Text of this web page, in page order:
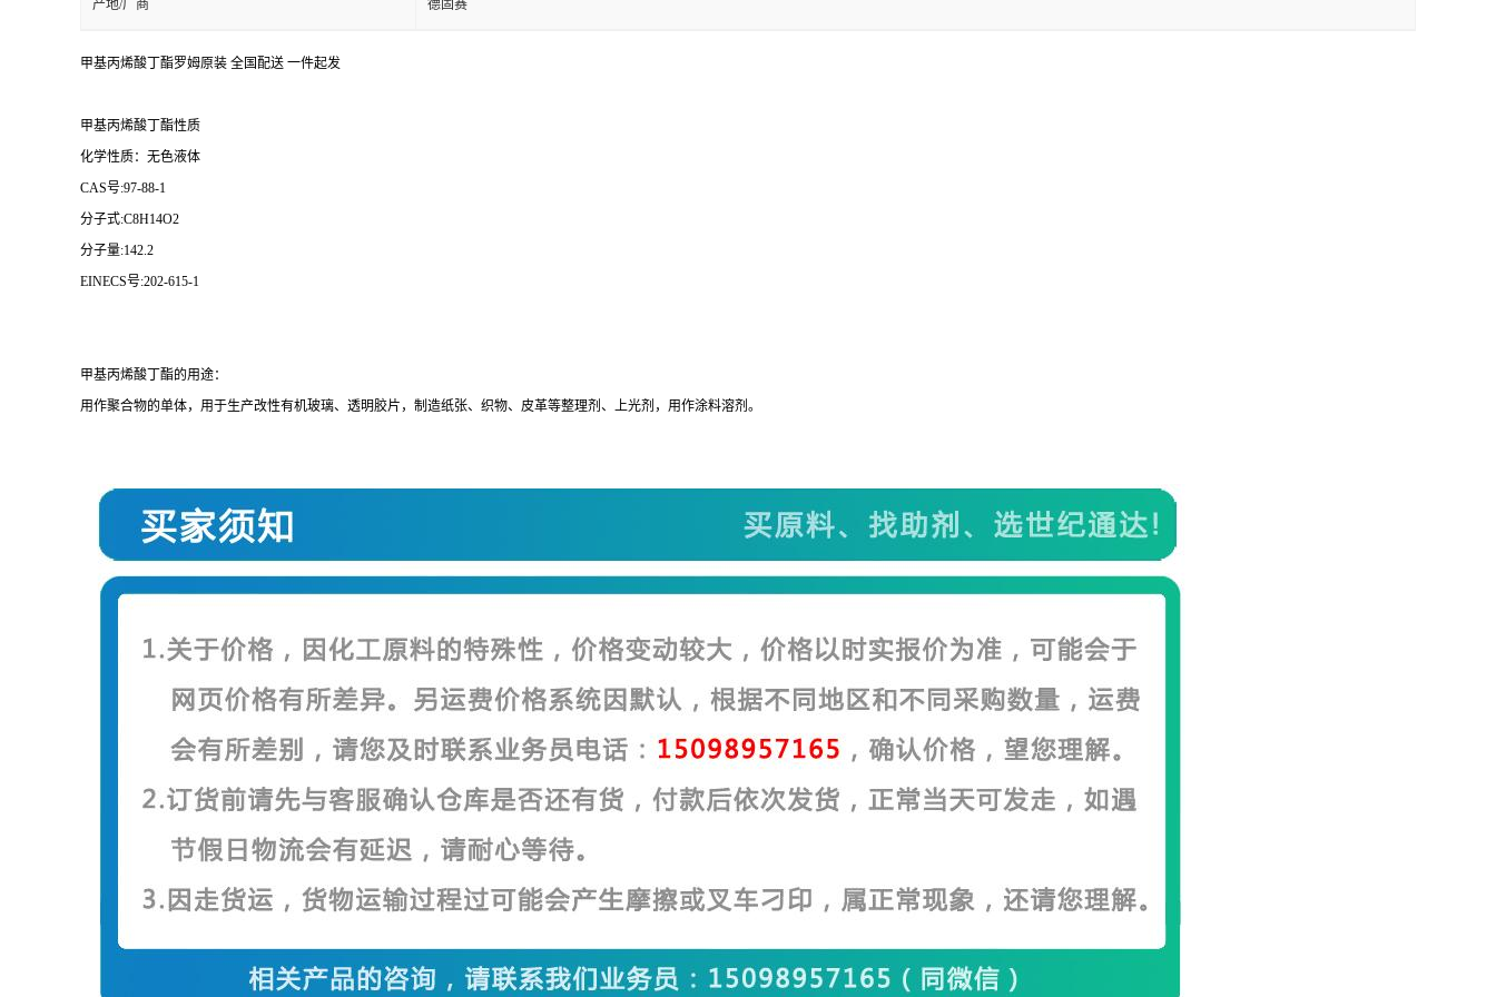
产地/厂商 德固赛
甲基丙烯酸丁酯罗姆原装 全国配送 一件起发
甲基丙烯酸丁酯性质
化学性质：无色液体
CAS号:97-88-1
分子式:C8H14O2
分子量:142.2
EINECS号:202-615-1
甲基丙烯酸丁酯的用途：
用作聚合物的单体，用于生产改性有机玻璃、透明胶片，制造纸张、织物、皮革等整理剂、上光剂，用作涂料溶剂。